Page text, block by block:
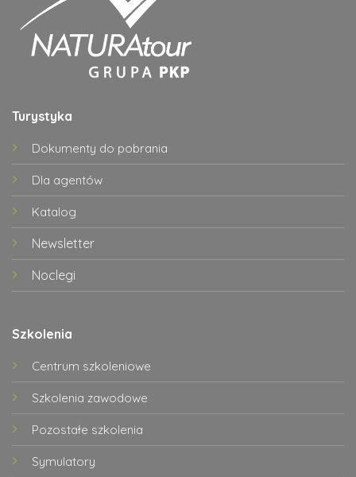
Turystyka
Dokumenty do pobrania
Dla agentów
Katalog
Newsletter
Noclegi
Szkolenia
Centrum szkoleniowe
Szkolenia zawodowe
Pozostałe szkolenia
Symulatory